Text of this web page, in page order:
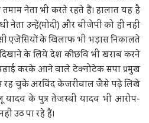
तमाम नेता भी करते रहते हैं। हालात यह है
नेता उन्हें(मोदी) और बीजेपी को ही नहीं
एजेंसियों के खिलाफ भी भड़ास निकालते
के लिये देश की छवि भी खराब करने
करके आने वाले टेक्नोटेक सपा प्रमुख
चुके अरविंद केजरीवाल जैसे पढ़े लिखे
यादव के पुत्र तेजस्वी यादव भी आरोप-
उठ पा रहे हैं।